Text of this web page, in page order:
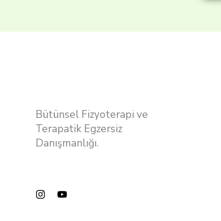
Bütünsel Fizyoterapi ve
Terapatik Egzersiz
Danışmanlığı.